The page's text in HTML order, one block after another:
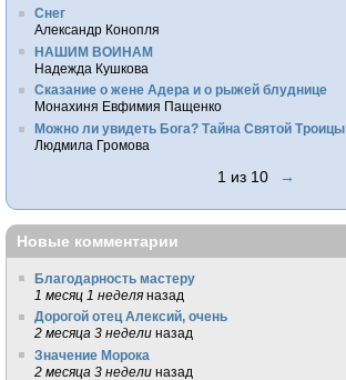
Снег
Александр Конопля
НАШИМ ВОИНАМ
Надежда Кушкова
Сказание о жене Адера и о рыжей блуднице
Монахиня Евфимия Пащенко
Можно ли увидеть Бога? Тайна Святой Троицы
Людмила Громова
1 из 10 →
Новые комментарии
Благодарность мастеру
1 месяц 1 неделя назад
Дорогой отец Алексий, очень
2 месяца 3 недели назад
Значение Морока
2 месяца 3 недели назад